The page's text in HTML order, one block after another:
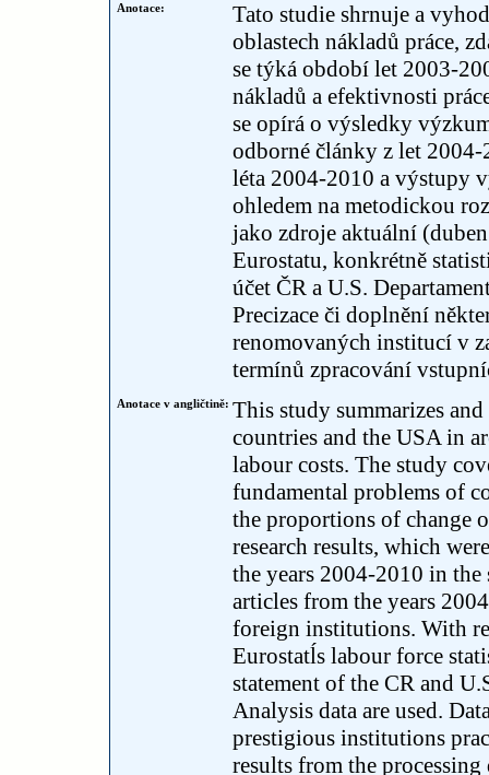
Anotace:
Tato studie shrnuje a
oblastech nákladů práce,
se týká období let 2003-
nákladů a efektivnosti
se opírá o výsledky
odborné články z let
léta 2004-2010 a výstupy
ohledem na metodickou
jako zdroje aktuální
Eurostatu, konkrétně
účet ČR a U.S.
Precizace či doplnění
renomovaných institucí v
termínů zpracování
Anotace v angličtině: This study summarizes
countries and the USA in
labour costs. The study
fundamental problems of
the proportions of change
research results, which
the years 2004-2010 in
articles from the years
foreign institutions. With
Eurostatĺs labour force
statement of the CR and
Analysis data are used.
prestigious institutions
results from the